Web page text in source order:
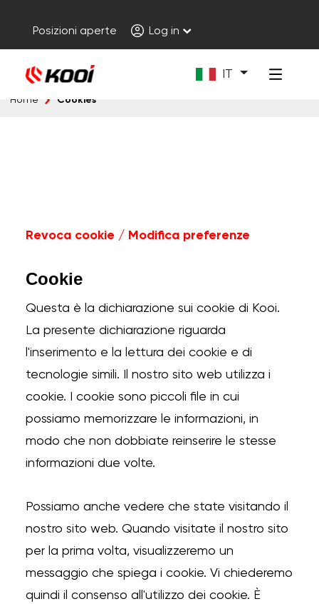
Posizioni aperte Log in
IT
Home Cookies
Revoca cookie / Modifica preferenze
Cookie
Questa è la dichiarazione sui cookie di Kooi.
La presente dichiarazione riguarda
l'inserimento e la lettura dei cookie e di
tecnologie simili.
Il nostro sito web utilizza i
cookie.
I cookie sono piccoli file in cui
possiamo memorizzare le informazioni, in
modo che non dobbiate reinserire le stesse
informazioni due volte.
Possiamo anche vedere che state visitando il
nostro sito web. Quando visitate il nostro sito
per la prima volta, visualizzeremo un
messaggio che spiega i cookie. Vi chiederemo
quindi il consenso all'utilizzo dei cookie. È